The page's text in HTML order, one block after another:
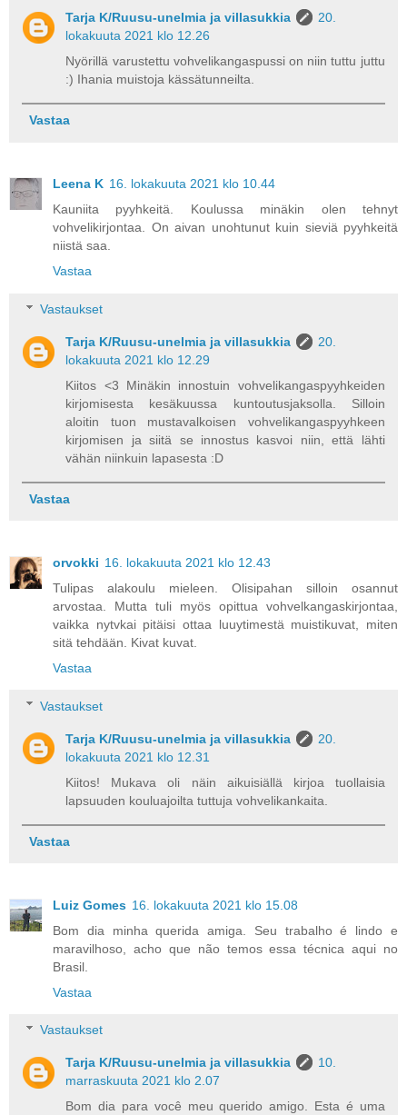
Tarja K/Ruusu-unelmia ja villasukkia
20.
lokakuuta 2021 klo 12.26
Nyörillä varustettu vohvelikangaspussi on niin tuttu juttu
:) Ihania muistoja kässätunneilta.
Vastaa
Leena K 16. lokakuuta 2021 klo 10.44
Kauniita pyyhkeitä. Koulussa minäkin olen tehnyt
vohvelikirjontaa. On aivan unohtunut kuin sieviä pyyhkeitä
niistä saa.
Vastaa
Vastaukset
Tarja K/Ruusu-unelmia ja villasukkia
20.
lokakuuta 2021 klo 12.29
Kiitos <3 Minäkin innostuin vohvelikangaspyyhkeiden
kirjomisesta kesäkuussa kuntoutusjaksolla. Silloin
aloitin tuon mustavalkoisen vohvelikangaspyyhkeen
kirjomisen ja siitä se innostus kasvoi niin, että lähti
vähän niinkuin lapasesta :D
Vastaa
orvokki 16. lokakuuta 2021 klo 12.43
Tulipas alakoulu mieleen. Olisipahan silloin osannut
arvostaa. Mutta tuli myös opittua vohvelkangaskirjontaa,
vaikka nytvkai pitäisi ottaa luuytimestä muistikuvat, miten
sitä tehdään. Kivat kuvat.
Vastaa
Vastaukset
Tarja K/Ruusu-unelmia ja villasukkia
20.
lokakuuta 2021 klo 12.31
Kiitos! Mukava oli näin aikuisiällä kirjoa tuollaisia
lapsuuden kouluajoilta tuttuja vohvelikankaita.
Vastaa
Luiz Gomes 16. lokakuuta 2021 klo 15.08
Bom dia minha querida amiga. Seu trabalho é lindo e
maravilhoso, acho que não temos essa técnica aqui no
Brasil.
Vastaa
Vastaukset
Tarja K/Ruusu-unelmia ja villasukkia
10.
marraskuuta 2021 klo 2.07
Bom dia para você meu querido amigo. Esta é uma